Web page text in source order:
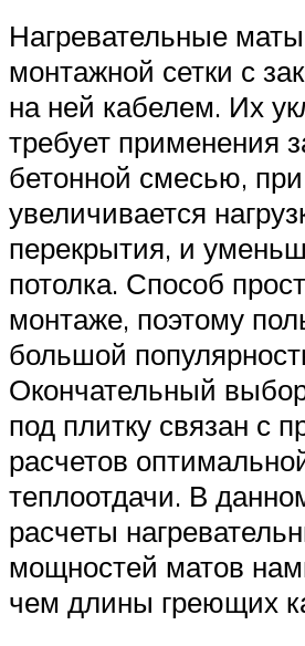
Нагревательные
монтажной сетки с
на ней кабелем. Их
требует применения
бетонной смесью, при
увеличивается
перекрытия, и
потолка. Способ
монтаже, поэтому
большой
Окончательный
под плитку связан с
расчетов
теплоотдачи. В
расчеты
мощностей матов
чем длины греющих